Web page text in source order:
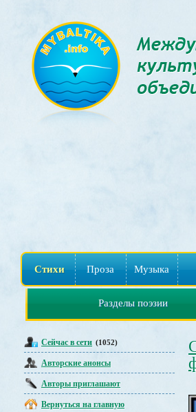
Стихи Проза Музыка
Разделы поэзии
Сейчас в сети (1052)
Авторские анонсы
Авторы приглашают
Вернуться на главную